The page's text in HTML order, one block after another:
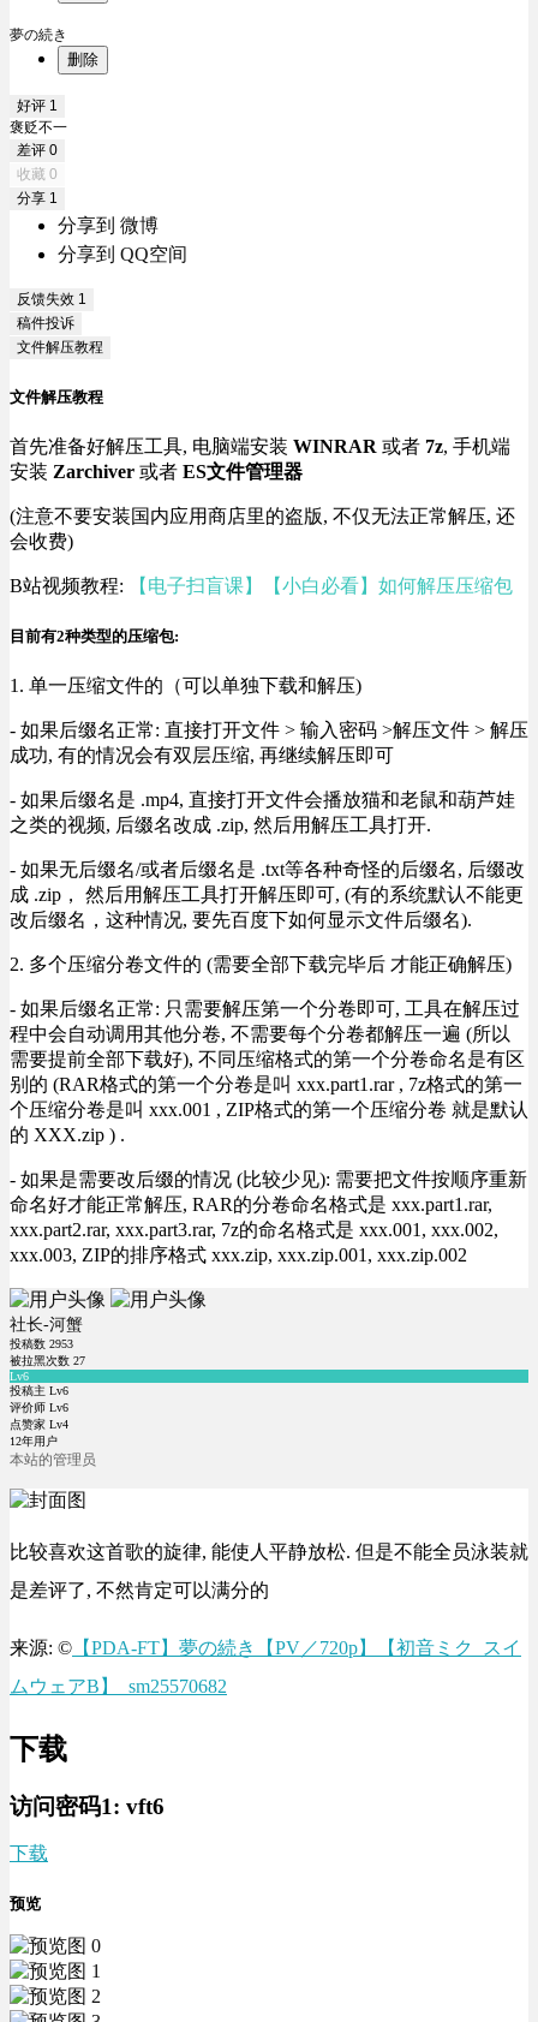
夢の続き
删除
好评 1
褒贬不一
差评 0
收藏 0
分享 1
分享到 微博
分享到 QQ空间
反馈失效 1
稿件投诉
文件解压教程
文件解压教程
首先准备好解压工具, 电脑端安装 WINRAR 或者 7z, 手机端
安装 Zarchiver 或者 ES文件管理器
(注意不要安装国内应用商店里的盗版, 不仅无法正常解压, 还
会收费)
B站视频教程: 【电子扫盲课】【小白必看】如何解压压缩包
目前有2种类型的压缩包:
1. 单一压缩文件的（可以单独下载和解压)
- 如果后缀名正常: 直接打开文件 > 输入密码 >解压文件 > 解压
成功, 有的情况会有双层压缩, 再继续解压即可
- 如果后缀名是 .mp4, 直接打开文件会播放猫和老鼠和葫芦娃
之类的视频, 后缀名改成 .zip, 然后用解压工具打开.
- 如果无后缀名/或者后缀名是 .txt等各种奇怪的后缀名, 后缀改
成 .zip， 然后用解压工具打开解压即可, (有的系统默认不能更
改后缀名，这种情况, 要先百度下如何显示文件后缀名).
2. 多个压缩分卷文件的 (需要全部下载完毕后 才能正确解压)
- 如果后缀名正常: 只需要解压第一个分卷即可, 工具在解压过
程中会自动调用其他分卷, 不需要每个分卷都解压一遍 (所以
需要提前全部下载好), 不同压缩格式的第一个分卷命名是有区
别的 (RAR格式的第一个分卷是叫 xxx.part1.rar , 7z格式的第一
个压缩分卷是叫 xxx.001 , ZIP格式的第一个压缩分卷 就是默认
的 XXX.zip ) .
- 如果是需要改后缀的情况 (比较少见): 需要把文件按顺序重新
命名好才能正常解压, RAR的分卷命名格式是 xxx.part1.rar,
xxx.part2.rar, xxx.part3.rar, 7z的命名格式是 xxx.001, xxx.002,
xxx.003, ZIP的排序格式 xxx.zip, xxx.zip.001, xxx.zip.002
社长-河蟹
投稿数 2953
被拉黑次数 27
Lv6
投稿主 Lv6
评价师 Lv6
点赞家 Lv4
12年用户
本站的管理员
比较喜欢这首歌的旋律, 能使人平静放松. 但是不能全员泳装就
是差评了, 不然肯定可以满分的
来源: © 【PDA-FT】夢の続き【PV／720p】【初音ミク_スイ
ムウェアB】_sm25570682
下载
访问密码1: vft6
下载
预览